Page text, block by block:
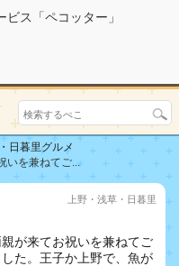
ス「ペコッター」
日暮里グルメ
いを兼ねてご...
上野・浅草・日暮里
が来てお祝いを兼ねてご
た。王子か上野で、魚が